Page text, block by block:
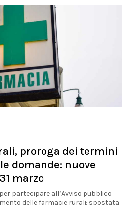
proroga dei termini
domande: nuove
marzo
partecipare all’Avviso pubblico
delle farmacie rurali: spostata